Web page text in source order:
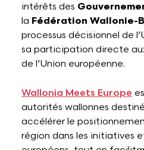
intérêts des
la Fédération Wallonie-
processus décisionnel de
sa participation directe
de l’Union européenne.
Wallonia Meets Europe
autorités wallonnes
accélérer le
région dans les initiatives